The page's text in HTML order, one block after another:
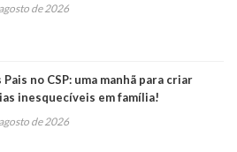
de 2026
Pais no CSP: uma manhã para criar
inesquecíveis em família!
de 2026